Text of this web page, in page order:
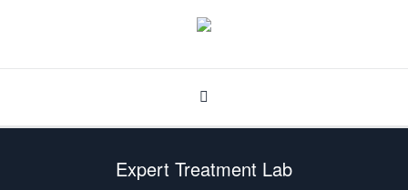
Expert Treatment Lab